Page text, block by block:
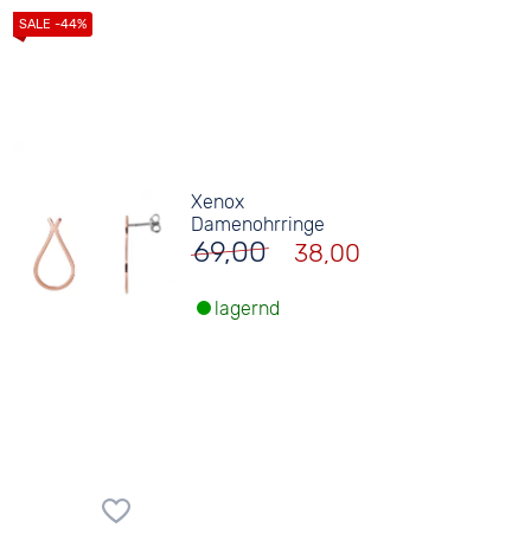
Xenox
Damenohrringe
69,00 38,00
lagernd